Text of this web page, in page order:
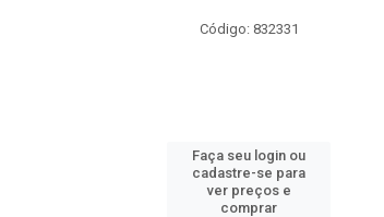
Código: 832331
Faça seu login ou
cadastre-se para
ver preços e
comprar